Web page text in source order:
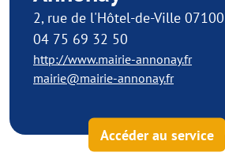
2, rue de l'Hôtel-de-Ville
04 75 69 32 50
http://www.mairie-annonay.fr
mairie@mairie-annonay.fr
Accéder au service